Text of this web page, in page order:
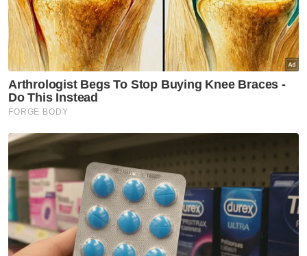
Muat turun aplikasi Sinar Harian.Klik di sini!
Jawab soalan kaji selidik dan
Apakah tahap kelayakan akademik anda?
Sekolah rendah Sekolah menengah
Kolej/ STPM/ Diploma
Ijazah sarjana muda
(Bachelor)
Ijazah sarjana (Master)
Ijazah kedoktoran
Masuk | Daftar VPoints:0